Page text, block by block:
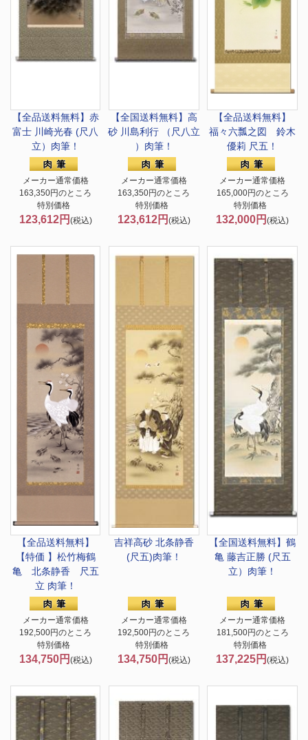
【全品送料無料】 赤
富士 川崎光春 (尺八
立）肉筆！
メーカー通常価格
163,350円のところ
特別価格
123,612円 (税込)
【全国送料無料】 高
砂 川島利行 （尺八立
）肉筆！
メーカー通常価格
163,350円のところ
特別価格
123,612円 (税込)
【全品送料無料】
福々六瓢之図 鈴木
優莉 尺五！
メーカー通常価格
165,000円のところ
特別価格
132,000円(税込)
【全品送料無料】
【特価 】松竹梅鶴
亀 北条静香 尺五
立 肉筆！
メーカー通常価格
192,500円のところ
特別価格
134,750円 (税込)
吉祥高砂 北条静香
(尺五)肉筆！
メーカー通常価格
192,500円のところ
特別価格
134,750円 (税込)
【全国送料無料】鶴
亀 藤吉正勝 (尺五
立）肉筆！
メーカー通常価格
181,500円のところ
特別価格
137,225円(税込)